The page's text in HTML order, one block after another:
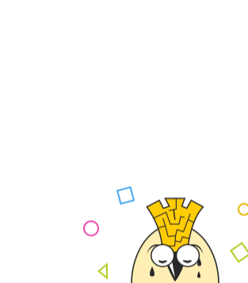
Liên hệ quảng cáo
Điều khoản bảo mật
Liên hệ góp ý